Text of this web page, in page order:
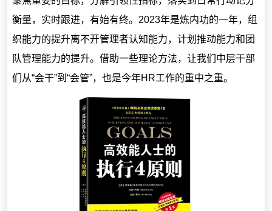
衡量，实时跟进，有始有终。2023年是炼内功的一年，组
织能力的提升离不开管理者认知能力，计划推动能力和团
队管理能力的提升。借助一些理论方法，让我们中层干部
们从“会干”到“会管”，也是今年HR工作的重中之重。